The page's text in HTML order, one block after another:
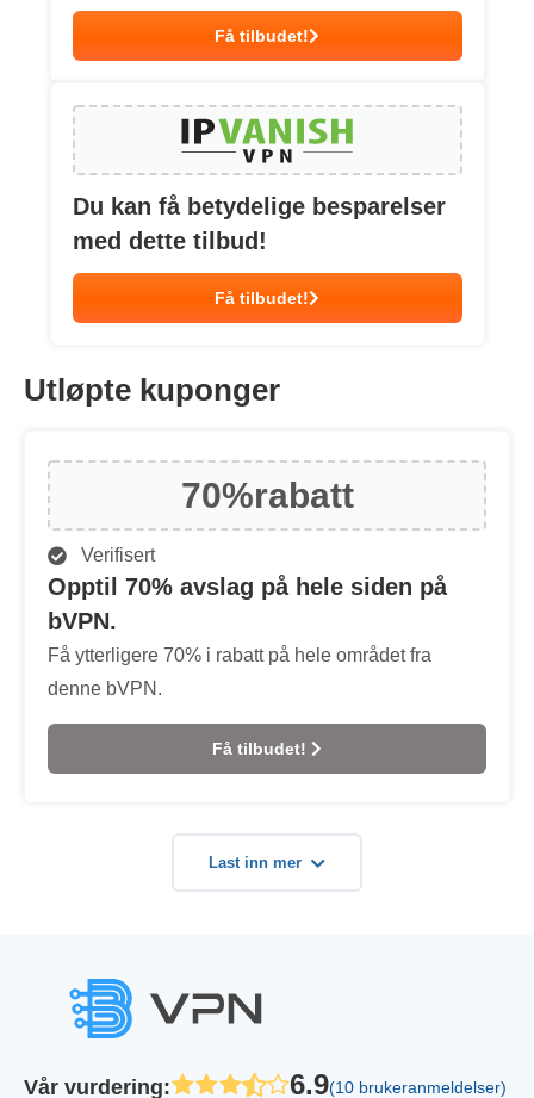
Få tilbudet!
Du kan få betydelige besparelser
med dette tilbud!
Få tilbudet!
Utløpte kuponger
70%rabatt
Verifisert
Opptil 70% avslag på hele siden på
bVPN.
Få ytterligere 70% i rabatt på hele området fra
denne bVPN.
Få tilbudet!
Last inn mer
Vår vurdering: 6.9(10 brukeranmeldelser)